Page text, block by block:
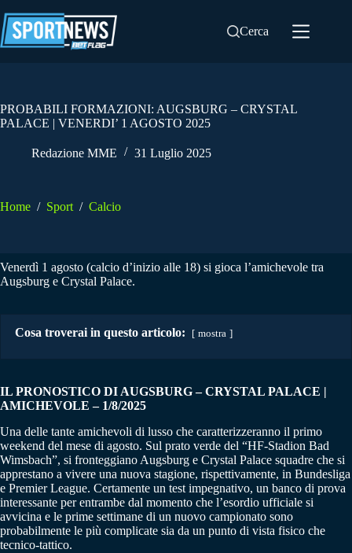
al
contenuto
Cerca
PROBABILI FORMAZIONI: AUGSBURG – CRYSTAL
PALACE | VENERDI’ 1 AGOSTO 2025
Redazione MME 31 Luglio 2025
Home / Sport / Calcio
Venerdì 1 agosto (calcio d’inizio alle 18) si gioca l’amichevole tra
Augsburg e Crystal Palace.
Cosa troverai in questo articolo: mostra
IL PRONOSTICO DI AUGSBURG – CRYSTAL PALACE |
AMICHEVOLE – 1/8/2025
Una delle tante amichevoli di lusso che caratterizzeranno il primo
weekend del mese di agosto. Sul prato verde del “HF-Stadion Bad
Wimsbach”, si fronteggiano Augsburg e Crystal Palace squadre che si
apprestano a vivere una nuova stagione, rispettivamente, in Bundesliga
e Premier League. Certamente un test impegnativo, un banco di prova
interessante per entrambe dal momento che l’esordio ufficiale si
avvicina e le prime settimane di un nuovo campionato sono
probabilmente le più complicate sia da un punto di vista fisico che
tecnico-tattico.